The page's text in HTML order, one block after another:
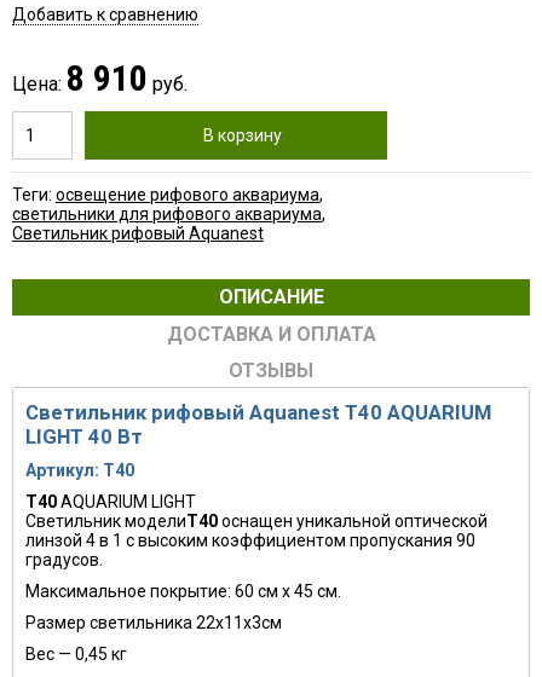
Добавить к сравнению
Цена: 8 910 руб.
В корзину
Теги: освещение рифового аквариума,
светильники для рифового аквариума,
Светильник рифовый Aquanest
ОПИСАНИЕ
ДОСТАВКА И ОПЛАТА
ОТЗЫВЫ
Светильник рифовый Aquanest T40 AQUARIUM
LIGHT 40 Вт
Артикул: T40
T40AQUARIUM LIGHT
Светильник моделиT40оснащен уникальной оптической
линзой 4 в 1 с высоким коэффициентом пропускания 90
градусов.
Максимальное покрытие: 60 см x 45 см.
Размер светильника 22х11х3см
Вес — 0,45 кг